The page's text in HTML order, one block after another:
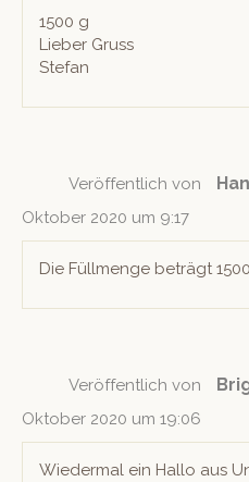
1500 g
Lieber Gruss
Stefan
Veröffentlich von
Oktober 2020 um 9:17
Die Füll­menge beträgt
Veröffentlich von
Oktober 2020 um 19:06
Wie­der­mal ein Hal­lo aus